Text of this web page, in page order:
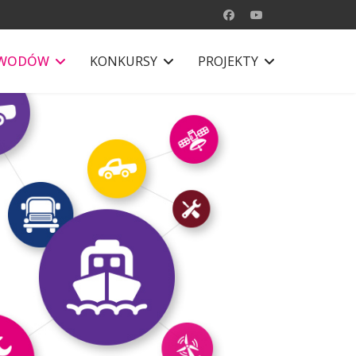
KONKURSY PROJEKTY